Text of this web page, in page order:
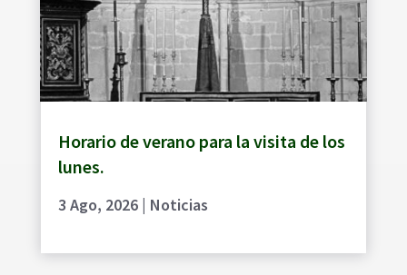
Horario de verano para la visita de los
lunes.
3 Ago, 2026| Noticias